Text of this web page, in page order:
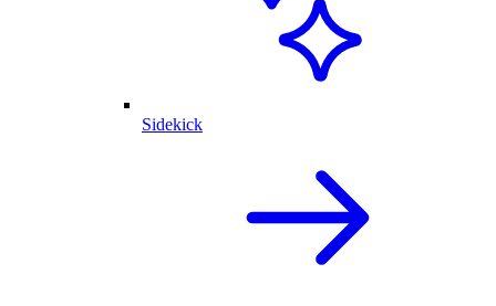
Sidekick